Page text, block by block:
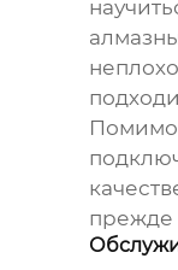
Помимо
прежде